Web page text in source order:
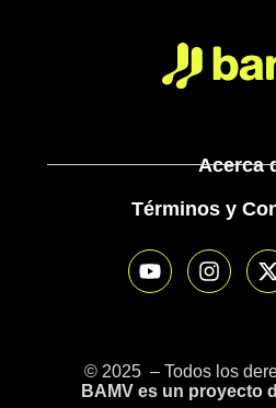
Acerca
Términos y
© 2025 – Todos los
BAMV es un proyecto